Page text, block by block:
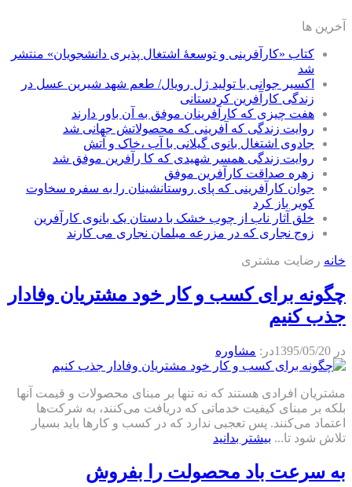
آخرین ها
کتاب «کارآفرینی و توسعۀ اشتغال پذیری دانشجویان» منتشر
شد
اکسیر جوانی با تولید ژل رویال/ طعم شهد شیرین عسل‌ در
زندگی کارآفرین کردستانی
هفت چیزی که کارآفرینان موفق به آن باور دارند
روایت زندگی که آفرینی که محصولاتش جهانی شد
جادوی اشتغال بانوی گیلانی با آب ،خاک و آتش
روایت زندگی همسر شهیدی که کا رآفرین موفق شد
زهره صداقت کارآفرین موفق
جوان کارآفرینی که پای روستانشینان را به سفره سخاوت
کویر باز کرد
خلق آثار ناب از چوب خشک با دستان یک بانوی کارآفرین
زوج نجاری که در مزرعه مبلمان نجاری می کارند
خانه رضایت مشتری
چگونه برای کسب و کار خود مشتریان وفادار
جذب کنیم
در 1395/05/20در: مشاوره
مشتریان افرادی هستند که نه تنها بر مبنای محصولات و قیمت آنها
بلکه بر مبنای کیفیت خدماتی که دریافت می‌کنند، به شرکت‌ها
اعتماد می‌کنند. پس تعجبی ندارد که در کسب و کارها باید بسیار
تلاش شود تا... بیشتر بدانید
به سرعت باد محصولت را بفروش